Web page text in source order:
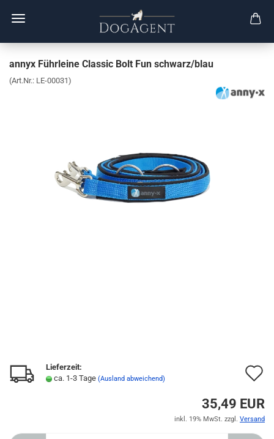
annyx Führleine Classic Bolt Fun schwarz/blau
(Art.Nr.: LE-00031)
Lieferzeit:
ca. 1-3 Tage (Ausland abweichend)
35,49 EUR
inkl. 19% MwSt. zzgl. Versand